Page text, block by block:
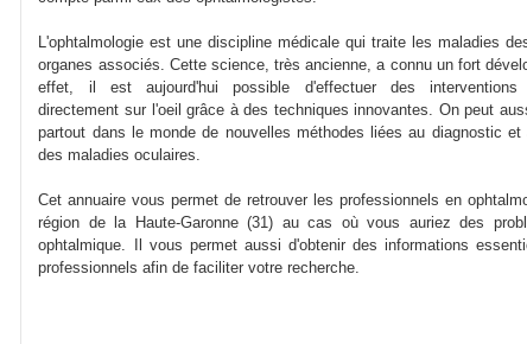
L'ophtalmologie est une discipline médicale qui traite les maladies
organes associés. Cette science, très ancienne, a connu un fort
effet, il est aujourd'hui possible d'effectuer des interventions
directement sur l'oeil grâce à des techniques innovantes. On peut
partout dans le monde de nouvelles méthodes liées au diagnostic et
des maladies oculaires.
Cet annuaire vous permet de retrouver les professionnels en
région de la Haute-Garonne (31) au cas où vous auriez des
ophtalmique. Il vous permet aussi d'obtenir des informations
professionnels afin de faciliter votre recherche.